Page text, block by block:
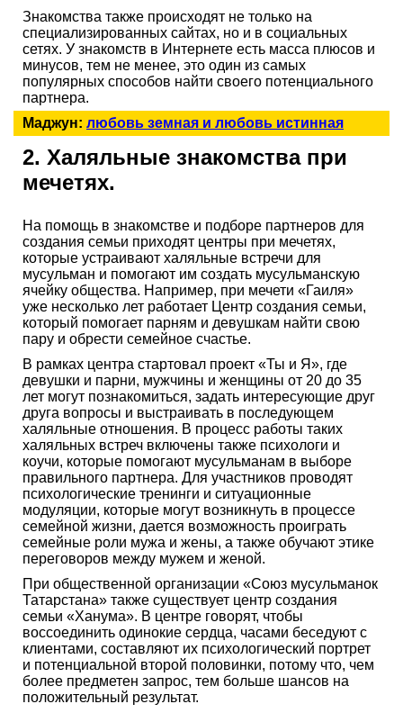
Знакомства также происходят не только на
специализированных сайтах, но и в социальных
сетях. У знакомств в Интернете есть масса плюсов и
минусов, тем не менее, это один из самых
популярных способов найти своего потенциального
партнера.
Маджун: любовь земная и любовь истинная
2. Халяльные знакомства при
мечетях.
На помощь в знакомстве и подборе партнеров для
создания семьи приходят центры при мечетях,
которые устраивают халяльные встречи для
мусульман и помогают им создать мусульманскую
ячейку общества. Например, при мечети «Гаиля»
уже несколько лет работает Центр создания семьи,
который помогает парням и девушкам найти свою
пару и обрести семейное счастье.
В рамках центра стартовал проект «Ты и Я», где
девушки и парни, мужчины и женщины от 20 до 35
лет могут познакомиться, задать интересующие друг
друга вопросы и выстраивать в последующем
халяльные отношения. В процесс работы таких
халяльных встреч включены также психологи и
коучи, которые помогают мусульманам в выборе
правильного партнера. Для участников проводят
психологические тренинги и ситуационные
модуляции, которые могут возникнуть в процессе
семейной жизни, дается возможность проиграть
семейные роли мужа и жены, а также обучают этике
переговоров между мужем и женой.
При общественной организации «Союз мусульманок
Татарстана» также существует центр создания
семьи «Ханума». В центре говорят, чтобы
воссоединить одинокие сердца, часами беседуют с
клиентами, составляют их психологический портрет
и потенциальной второй половинки, потому что, чем
более предметен запрос, тем больше шансов на
положительный результат.